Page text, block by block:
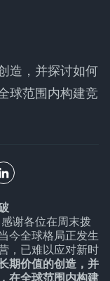
造，并探讨如何
球范围内构建竞
谢各位在周末拨
今全球格局正发生
，已难以应对新时
期价值的创造，并
在全球范围内构建